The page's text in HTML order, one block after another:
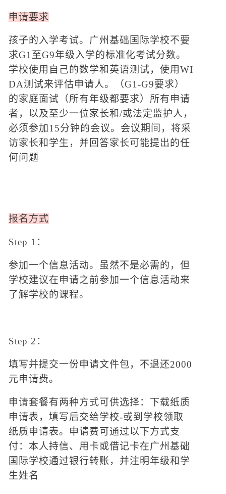
申请要求
孩子的入学考试。广州基础国际学校不要
求G1至G9年级入学的标准化考试分数。
学校使用自己的数学和英语测试，使用WI
DA测试来评估申请人。（G1-G9要求）
的家庭面试（所有年级都要求）所有申请
者，以及至少一位家长和/或法定监护人，
必须参加15分钟的会议。会议期间，将采
访家长和学生，并回答家长可能提出的任
何问题
报名方式
Step 1：
参加一个信息活动。虽然不是必需的，但
学校建议在申请之前参加一个信息活动来
了解学校的课程。
Step 2：
填写并提交一份申请文件包，不退还2000
元申请费。
申请套餐有两种方式可供选择：下载纸质
申请表，填写后交给学校-或到学校领取
纸质申请表。申请费可通过以下方式支
付：本人持信、用卡或借记卡在广州基础
国际学校通过银行转账，并注明年级和学
生姓名